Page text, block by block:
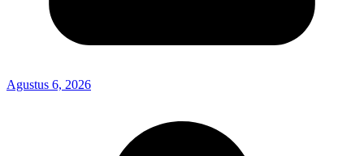
Agustus 6, 2026